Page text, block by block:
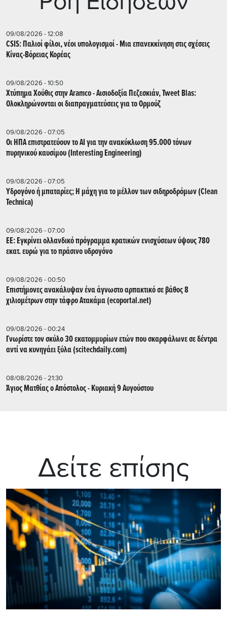
09/08/2026 - 12:08
CSIS: Παλιοί φίλοι, νέοι υπολογισμοί - Μια επανεκκίνηση στις σχέσεις
Κίνας-Βόρειας Κορέας
09/08/2026 - 10:50
Χτύπημα Χούθις στην Aramco - Aισιοδοξία Πεζεσκιάν, Tweet Blas:
Ολοκληρώνονται οι διαπραγματεύσεις για το Ορμούζ
09/08/2026 - 07:05
Οι ΗΠΑ επιστρατεύουν το AI για την ανακύκλωση 95.000 τόνων
πυρηνικού καυσίμου (Interesting Engineering)
09/08/2026 - 07:05
Υδρογόνο ή μπαταρίες; Η μάχη για το μέλλον των σιδηροδρόμων (Clean
Technica)
09/08/2026 - 07:00
ΕΕ: Εγκρίνει ολλανδικό πρόγραμμα κρατικών ενισχύσεων ύψους 780
εκατ. ευρώ για το πράσινο υδρογόνο
09/08/2026 - 00:50
Επιστήμονες ανακάλυψαν ένα άγνωστο αρπακτικό σε βάθος 8
χιλιομέτρων στην τάφρο Ατακάμα (ecoportal.net)
09/08/2026 - 00:24
Γνωρίστε τον σκύλο 30 εκατομμυρίων ετών που σκαρφάλωνε σε δέντρα
αντί να κυνηγάει ξύλα (scitechdaily.com)
08/08/2026 - 21:30
Άγιος Ματθίας ο Απόστολος - Κυριακή 9 Αυγούστου
Δείτε επίσης